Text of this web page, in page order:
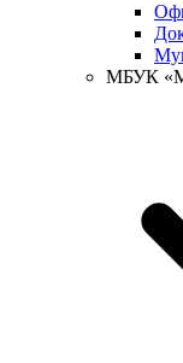
МБУК